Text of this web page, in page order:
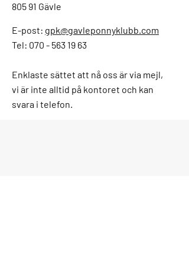
805 91 Gävle
E-post: gpk@gavleponnyklubb.com
Tel: 070 - 563 19 63
Enklaste sättet att nå oss är via mejl,
vi är inte alltid på kontoret och kan
svara i telefon.